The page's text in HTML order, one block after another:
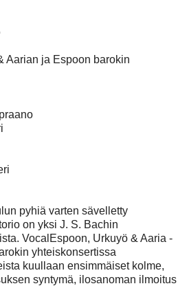
Aarian ja Espoon barokin
pyhiä varten sävelletty
on yksi J. S. Bachin
VocalEspoon, Urkuyö & Aaria -
yhteiskonsertissa
kuullaan ensimmäiset kolme,
syntymä, ilosanoman ilmoitus